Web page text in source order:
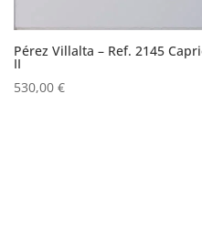
Pérez Villalta – Ref. 2145
II
530,00€